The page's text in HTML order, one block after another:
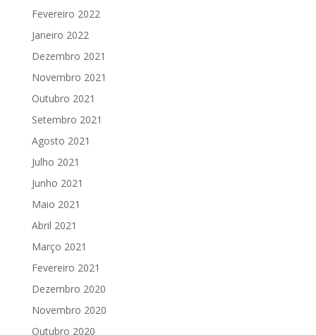
Fevereiro 2022
Janeiro 2022
Dezembro 2021
Novembro 2021
Outubro 2021
Setembro 2021
Agosto 2021
Julho 2021
Junho 2021
Maio 2021
Abril 2021
Março 2021
Fevereiro 2021
Dezembro 2020
Novembro 2020
Outubro 2020